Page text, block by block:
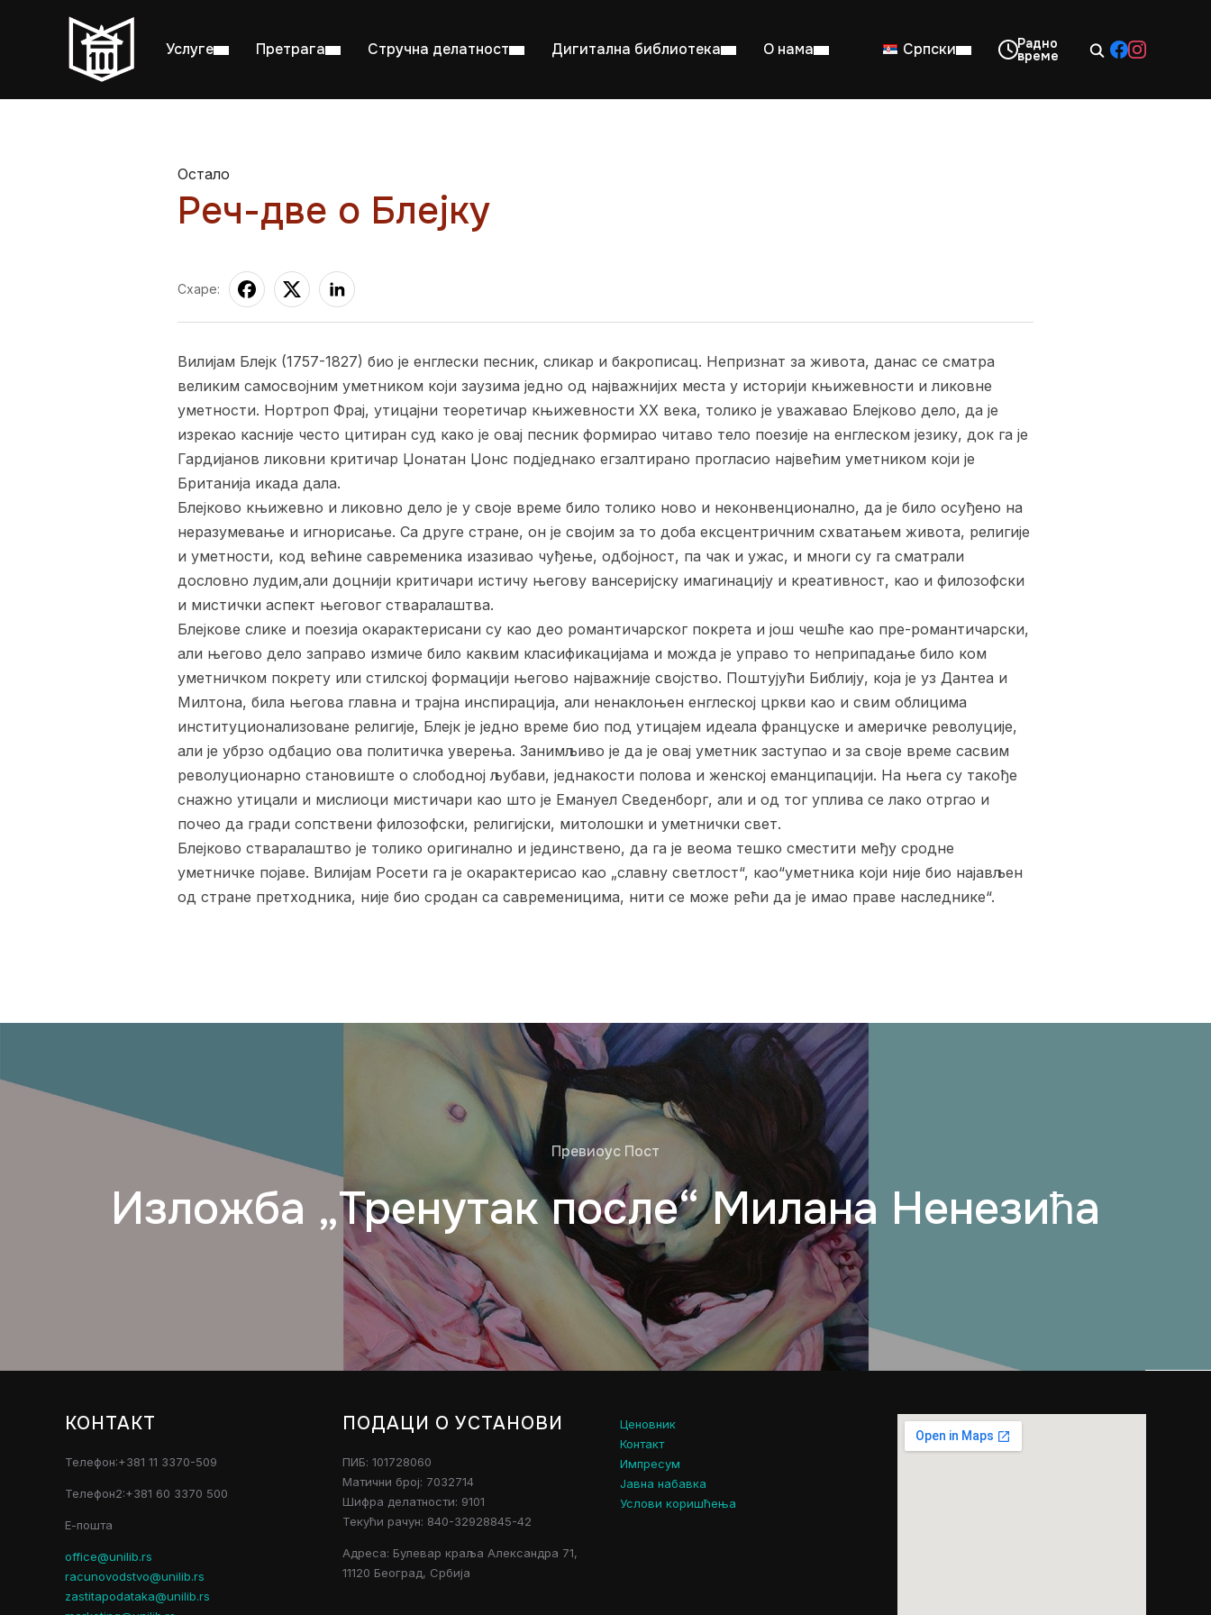
Услуге Претрага Стручна делатност Дигитална библиотека О нама Српски
Остало
Реч-две о Блејку
Схаре:
Вилијам Блејк (1757-1827) био је енглески песник, сликар и бакрописац. Непризнат за живота, данас се сматра
великим самосвојним уметником који заузима једно од најважнијих места у историји књижевности и ликовне
уметности. Нортроп Фрај, утицајни теоретичар књижевности ХХ века, толико је уважавао Блејково дело, да је
изрекао касније често цитиран суд како је овај песник формирао читаво тело поезије на енглеском језику, док га је
Гардијанов ликовни критичар Џонатан Џонс подједнако егзалтирано прогласио највећим уметником који је
Британија икада дала.
Блејково књижевно и ликовно дело је у своје време било толико ново и неконвенционално, да је било осуђено на
неразумевање и игнорисање. Са друге стране, он је својим за то доба ексцентричним схватањем живота, религије
и уметности, код већине савременика изазивао чуђење, одбојност, па чак и ужас, и многи су га сматрали
дословно лудим,али доцнији критичари истичу његову вансеријску имагинацију и креативност, као и филозофски
и мистички аспект његовог стваралаштва.
Блејкове слике и поезија окарактерисани су као део романтичарског покрета и још чешће као пре-романтичарски,
али његово дело заправо измиче било каквим класификацијама и можда је управо то неприпадање било ком
уметничком покрету или стилској формацији његово најважније својство. Поштујући Библију, која је уз Дантеа и
Милтона, била његова главна и трајна инспирација, али ненаклоњен енглеској цркви као и свим облицима
институционализоване религије, Блејк је једно време био под утицајем идеала француске и америчке револуције,
али је убрзо одбацио ова политичка уверења. Занимљиво је да је овај уметник заступао и за своје време сасвим
револуционарно становиште о слободној љубави, једнакости полова и женској еманципацији. На њега су такође
снажно утицали и мислиоци мистичари као што је Емануел Сведенборг, али и од тог уплива се лако отргао и
почео да гради сопствени филозофски, религијски, митолошки и уметнички свет.
Блејково стваралаштво је толико оригинално и јединствено, да га је веома тешко сместити међу сродне
уметничке појаве. Вилијам Росети га је окарактерисао као „славну светлост“, као“уметника који није био најављен
од стране претходника, није био сродан са савременицима, нити се може рећи да је имао праве наследнике“.
Превиоус Пост
Изложба „Тренутак после“ Миланa Ненезићa
КОНТАКТ
Телефон:+381 11 3370-509
Телефон2:+381 60 3370 500
Е-пошта
office@unilib.rs
racunovodstvo@unilib.rs
zastitapodataka@unilib.rs
ПОДАЦИ О УСТАНОВИ
ПИБ: 101728060
Матични број: 7032714
Шифра делатности: 9101
Текући рачун: 840-32928845-42
Адреса: Булевар краља Александра 71,
11120 Београд, Србија
Ценовник
Контакт
Импресум
Јавна набавка
Услови коришћења
Пон–пет: 08:00–20:00 Студентска читаоница: 08:00–23:00